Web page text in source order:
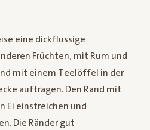
eine dickflüssige
Früchten, mit Rum und
mit einem Teelöffel in der
auftragen. Den Rand mit
Ei einstreichen und
Die Ränder gut